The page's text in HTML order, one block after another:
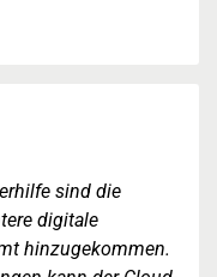
sind die
digitale
hinzugekommen.